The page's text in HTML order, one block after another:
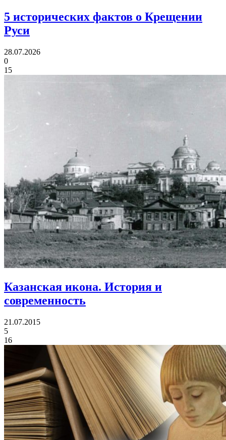
5 исторических фактов о Крещении
Руси
28.07.2026
0
15
Казанская икона. История и
современность
21.07.2015
5
16